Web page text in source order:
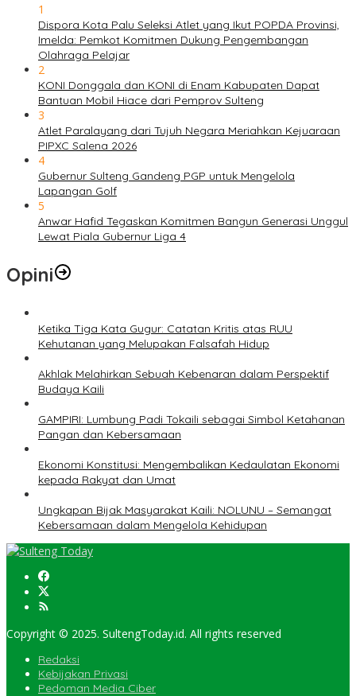
1
Dispora Kota Palu Seleksi Atlet yang Ikut POPDA Provinsi,
Imelda: Pemkot Komitmen Dukung Pengembangan
Olahraga Pelajar
2
KONI Donggala dan KONI di Enam Kabupaten Dapat
Bantuan Mobil Hiace dari Pemprov Sulteng
3
Atlet Paralayang dari Tujuh Negara Meriahkan Kejuaraan
PIPXC Salena 2026
4
Gubernur Sulteng Gandeng PGP untuk Mengelola
Lapangan Golf
5
Anwar Hafid Tegaskan Komitmen Bangun Generasi Unggul
Lewat Piala Gubernur Liga 4
Opini
Ketika Tiga Kata Gugur: Catatan Kritis atas RUU
Kehutanan yang Melupakan Falsafah Hidup
Akhlak Melahirkan Sebuah Kebenaran dalam Perspektif
Budaya Kaili
GAMPIRI: Lumbung Padi Tokaili sebagai Simbol Ketahanan
Pangan dan Kebersamaan
Ekonomi Konstitusi: Mengembalikan Kedaulatan Ekonomi
kepada Rakyat dan Umat
Ungkapan Bijak Masyarakat Kaili: NOLUNU – Semangat
Kebersamaan dalam Mengelola Kehidupan
Copyright © 2025. SultengToday.id. All rights reserved
Redaksi
Kebijakan Privasi
Pedoman Media Ciber